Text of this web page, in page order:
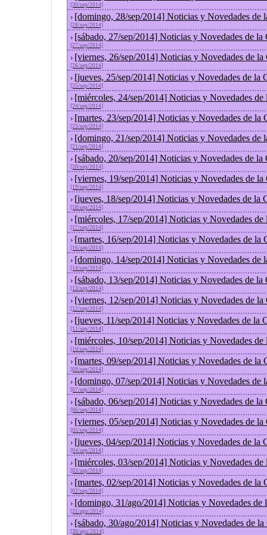
[30/sep/2014]
› [domingo, 28/sep/2014] Noticias y Novedades de
[28/sep/2014]
› [sábado, 27/sep/2014] Noticias y Novedades de la
[27/sep/2014]
› [viernes, 26/sep/2014] Noticias y Novedades de la
[26/sep/2014]
› [jueves, 25/sep/2014] Noticias y Novedades de la
[25/sep/2014]
› [miércoles, 24/sep/2014] Noticias y Novedades de
[24/sep/2014]
› [martes, 23/sep/2014] Noticias y Novedades de la
[23/sep/2014]
› [domingo, 21/sep/2014] Noticias y Novedades de
[21/sep/2014]
› [sábado, 20/sep/2014] Noticias y Novedades de la
[20/sep/2014]
› [viernes, 19/sep/2014] Noticias y Novedades de la
[19/sep/2014]
› [jueves, 18/sep/2014] Noticias y Novedades de la
[18/sep/2014]
› [miércoles, 17/sep/2014] Noticias y Novedades de
[17/sep/2014]
› [martes, 16/sep/2014] Noticias y Novedades de la
[16/sep/2014]
› [domingo, 14/sep/2014] Noticias y Novedades de
[14/sep/2014]
› [sábado, 13/sep/2014] Noticias y Novedades de la
[13/sep/2014]
› [viernes, 12/sep/2014] Noticias y Novedades de la
[12/sep/2014]
› [jueves, 11/sep/2014] Noticias y Novedades de la
[11/sep/2014]
› [miércoles, 10/sep/2014] Noticias y Novedades de
[10/sep/2014]
› [martes, 09/sep/2014] Noticias y Novedades de la
[09/sep/2014]
› [domingo, 07/sep/2014] Noticias y Novedades de
[07/sep/2014]
› [sábado, 06/sep/2014] Noticias y Novedades de la
[06/sep/2014]
› [viernes, 05/sep/2014] Noticias y Novedades de la
[05/sep/2014]
› [jueves, 04/sep/2014] Noticias y Novedades de la
[04/sep/2014]
› [miércoles, 03/sep/2014] Noticias y Novedades de
[03/sep/2014]
› [martes, 02/sep/2014] Noticias y Novedades de la
[02/sep/2014]
› [domingo, 31/ago/2014] Noticias y Novedades de
[31/ago/2014]
› [sábado, 30/ago/2014] Noticias y Novedades de
[30/ago/2014]